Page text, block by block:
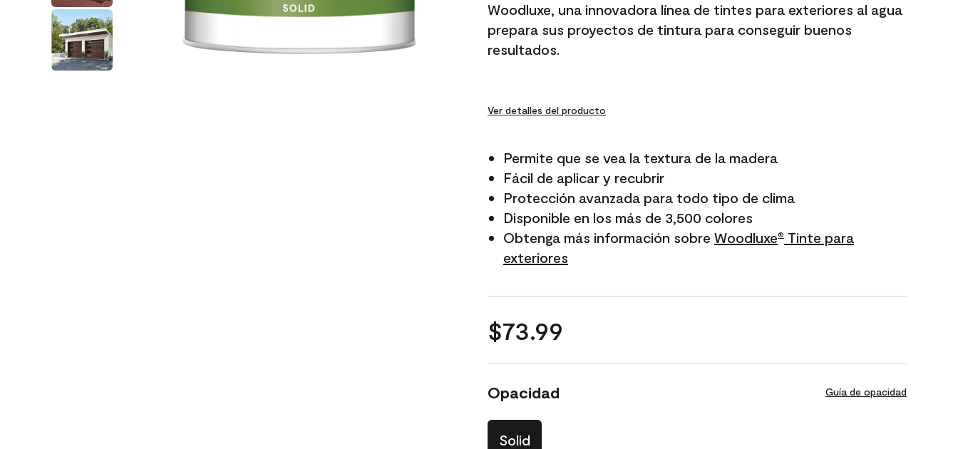
link.
Woodluxe, una innovadora línea de tintes para exteriores al agua
prepara sus proyectos de tintura para conseguir buenos
resultados.
Ver detalles del producto
Permite que se vea la textura de la madera
Fácil de aplicar y recubrir
Protección avanzada para todo tipo de clima
Disponible en los más de 3,500 colores
Obtenga más información sobre ​​​​​​​Woodluxe​​​​​​​® Tinte para
exteriores
$73.99
Opacidad Guía de opacidad
Solid